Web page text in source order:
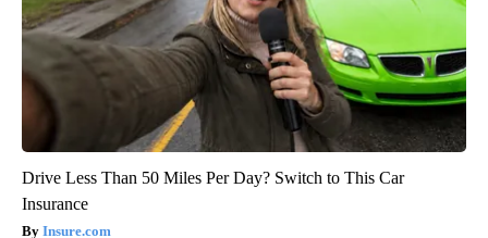
Drive Less Than 50 Miles Per Day? Switch to This Car
Insurance
Insure.com